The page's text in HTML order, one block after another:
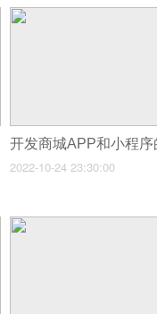
2022-10-24 23:30:00